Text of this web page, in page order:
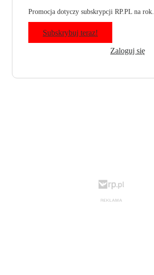
Promocja dotyczy subskrypcji RP.PL na rok.
Subskrybuj teraz!
Zaloguj się